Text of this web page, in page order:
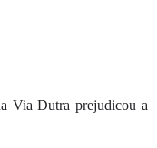
Via Dutra prejudicou a